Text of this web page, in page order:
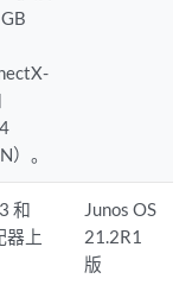
）。
和
器上
Junos OS
21.2R1
版